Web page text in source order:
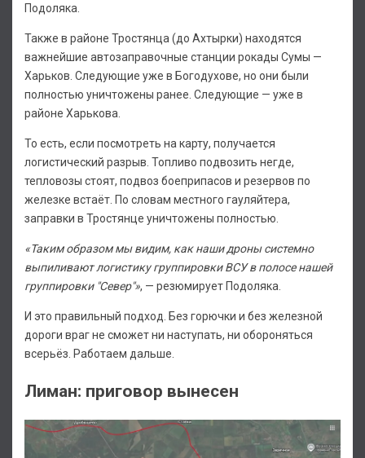
Подоляка.
Также в районе Тростянца (до Ахтырки) находятся
важнейшие автозаправочные станции рокады Сумы —
Харьков. Следующие уже в Богодухове, но они были
полностью уничтожены ранее. Следующие — уже в
районе Харькова.
То есть, если посмотреть на карту, получается
логистический разрыв. Топливо подвозить негде,
тепловозы стоят, подвоз боеприпасов и резервов по
железке встаёт. По словам местного гауляйтера,
заправки в Тростянце уничтожены полностью.
«Таким образом мы видим, как наши дроны системно
выпиливают логистику группировки ВСУ в полосе нашей
группировки "Север"», — резюмирует Подоляка.
И это правильный подход. Без горючки и без железной
дороги враг не сможет ни наступать, ни обороняться
всерьёз. Работаем дальше.
Лиман: приговор вынесен